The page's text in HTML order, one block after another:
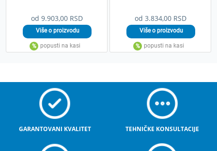
od 9.903,00 RSD od 3.834,00 RSD
GARANTOVANI KVALITET TEHNIČKE KONSULTACIJE